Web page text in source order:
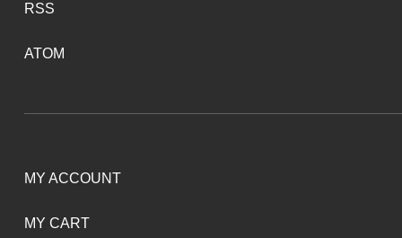
RSS
ATOM
MY ACCOUNT
MY CART